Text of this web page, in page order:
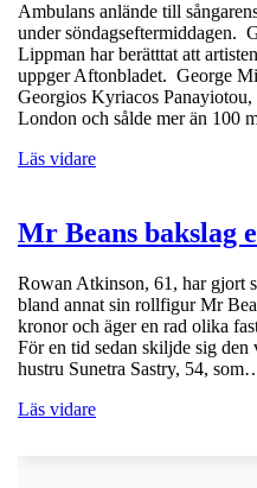
Ambulans anlände till
under söndagseftermiddagen.
Lippman har berätttat att
uppger Aftonbladet. George
Georgios Kyriacos
London och sålde mer än 100
Läs vidare
Mr Beans bakslag
Rowan Atkinson, 61, har gjort
bland annat sin rollfigur Mr
kronor och äger en rad olika
För en tid sedan skiljde sig
hustru Sunetra Sastry, 54,
Läs vidare